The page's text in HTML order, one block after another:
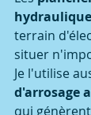
terrain
situer
Je l'utilise
d'arrosage
qui